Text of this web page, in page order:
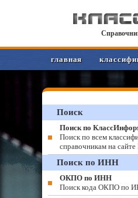
главная
Поиск
Поиск по
Поиск по всем
справочникам на
Поиск по ИНН
ОКПО по ИНН
Поиск кода ОКПО по